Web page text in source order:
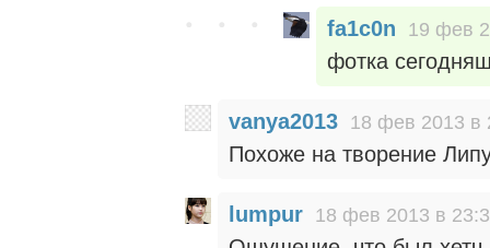
fa1c0n 19 фев
фотка
vanya2013 18 фев 2013 в
Похоже на творение
lumpur 18 фев 2013 в